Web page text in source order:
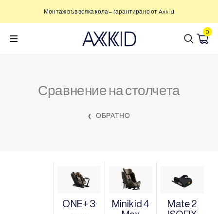
съдържанието
Монтаж във всяка кола – гарантирано от Axkid
0
Сравнение на столчета
ОБРАТНО
ONE+ 3
Minikid 4
Mate 2